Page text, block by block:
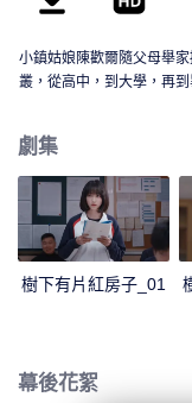
小鎮姑娘陳歡爾隨父母舉
叢，從高中，到大學，再
這三個少年人彼此扶持著
會的成年人。最後他們成
自己。當然最重要的是，
劇集
樹下有片紅房子_01
幕後花絮